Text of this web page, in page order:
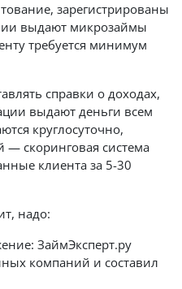
зарегистрированы
выдают микрозаймы
требуется минимум
справки о доходах,
выдают деньги всем
круглосуточно,
— скоринговая система
клиента за 5-30
надо:
ЗаймЭксперт.ру
компаний и составил